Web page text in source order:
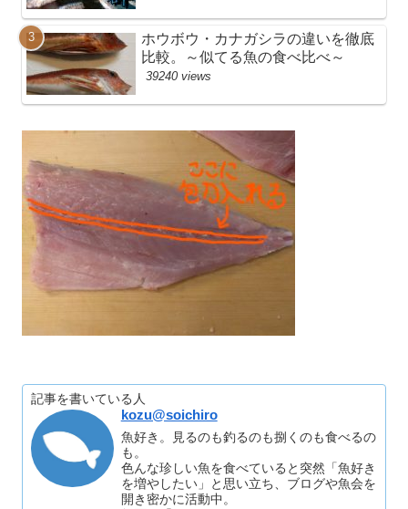
ホウボウ・カナガシラの違いを徹底
比較。～似てる魚の食べ比べ～
39240 views
記事を書いている人
kozu@soichiro
魚好き。見るのも釣るのも捌くのも食べるの
も。
色んな珍しい魚を食べていると突然「魚好き
を増やしたい」と思い立ち、ブログや魚会を
開き密かに活動中。